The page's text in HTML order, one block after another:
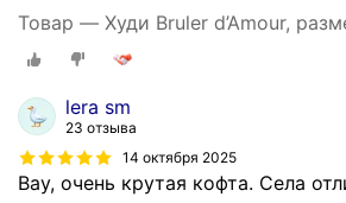
Товар — Худи Bruler d’Amour,
lera sm
23 отзыва
14 октября 2025
Вау, очень крутая кофта. Села